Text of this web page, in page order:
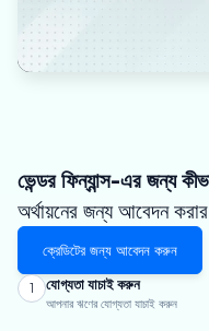
ভেন্ডর ফিন্যান্স-এর জন্য
অর্থায়নের জন্য আবেদন
ক্রেডিটের জন্য আবেদন করুন
1 যোগ্যতা যাচাই করুন
আপনার ঋণের যোগ্যতা যাচাই করুন